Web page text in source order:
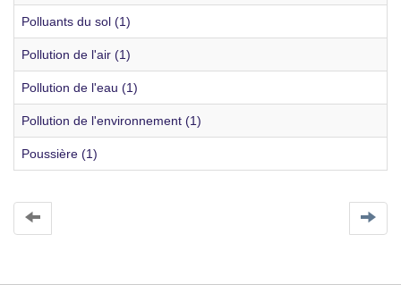
Polluants du sol (1)
Pollution de l'air (1)
Pollution de l'eau (1)
Pollution de l'environnement (1)
Poussière (1)